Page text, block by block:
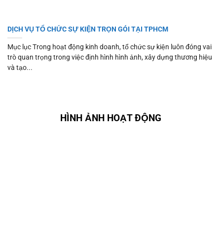
DỊCH VỤ TỔ CHỨC SỰ KIỆN TRỌN GÓI TẠI TPHCM
Mục lục Trong hoạt động kinh doanh, tổ chức sự kiện luôn đóng vai
trò quan trọng trong việc định hình hình ảnh, xây dựng thương hiệu
và tạo...
HÌNH ẢNH HOẠT ĐỘNG